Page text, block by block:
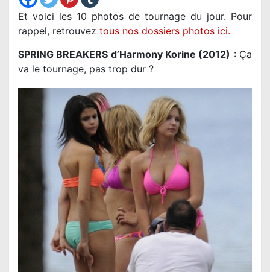
Et voici les 10 photos de tournage du jour. Pour
rappel, retrouvez tous nos dossiers photos ici.
SPRING BREAKERS d’Harmony Korine (2012) : Ça
va le tournage, pas trop dur ?